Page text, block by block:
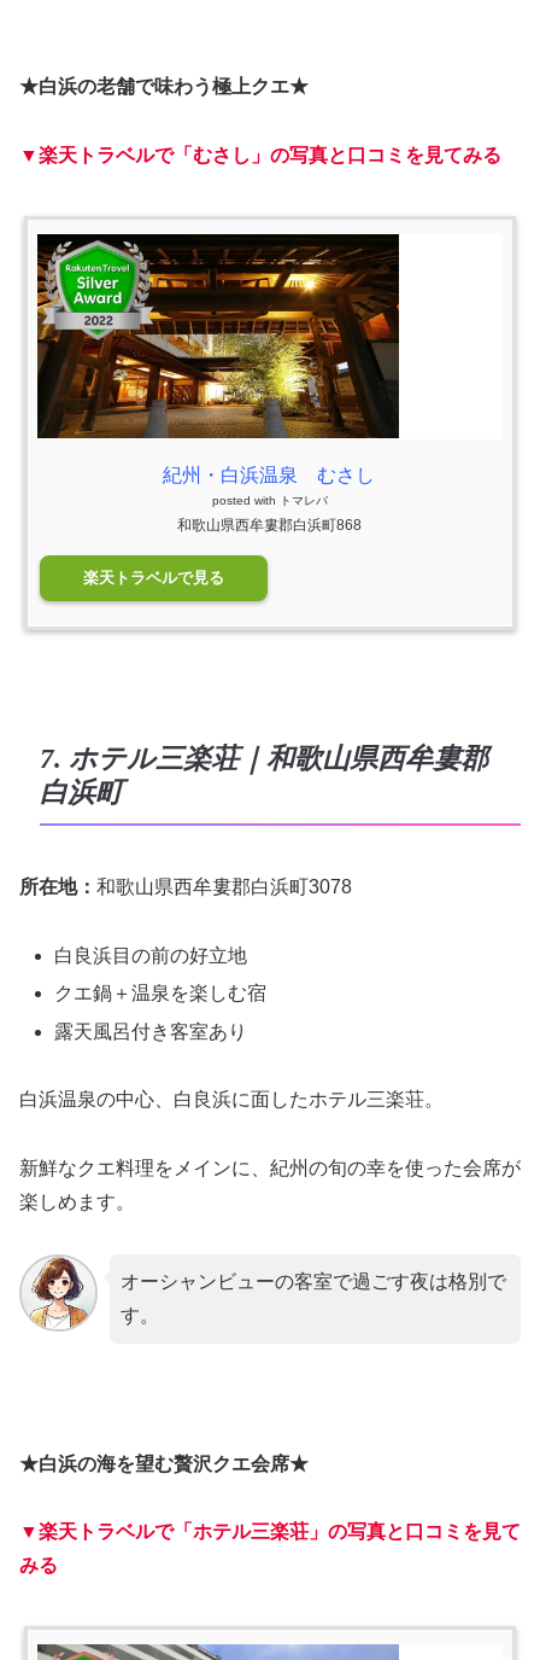
★白浜の老舗で味わう極上クエ★
▼楽天トラベルで「むさし」の写真と口コミを見てみる
紀州・白浜温泉 むさし
posted with トマレバ
和歌山県西牟婁郡白浜町868
楽天トラベルで見る
7. ホテル三楽荘｜和歌山県西牟婁郡
白浜町
所在地： 和歌山県西牟婁郡白浜町3078
白良浜目の前の好立地
クエ鍋＋温泉を楽しむ宿
露天風呂付き客室あり
白浜温泉の中心、白良浜に面したホテル三楽荘。
新鮮なクエ料理をメインに、紀州の旬の幸を使った会席が
楽しめます。
オーシャンビューの客室で過ごす夜は格別で
す。
★白浜の海を望む贅沢クエ会席★
▼楽天トラベルで「ホテル三楽荘」の写真と口コミを見て
みる